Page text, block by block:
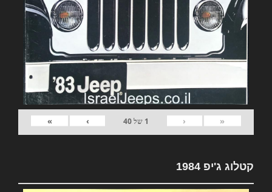
«
‹
1 של40
›
»
קטלוג ג'יפ 1984